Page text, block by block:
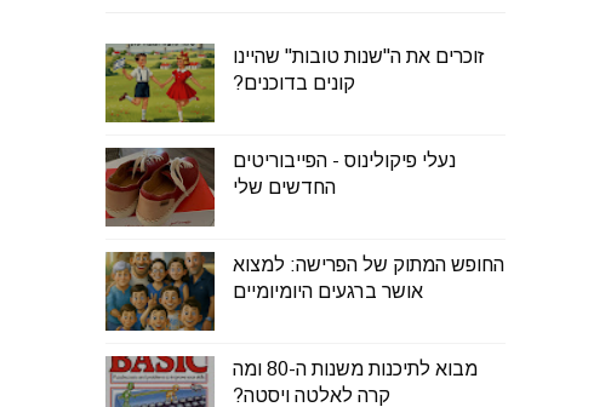
זוכרים את ה"שנות טובות" שהיינו
קונים בדוכנים?
נעלי פיקולינוס - הפייבוריטים
החדשים שלי
החופש המתוק של הפרישה: למצוא
אושר ברגעים היומיומיים
מבוא לתיכנות משנות ה-80 ומה
קרה לאלטה ויסטה?